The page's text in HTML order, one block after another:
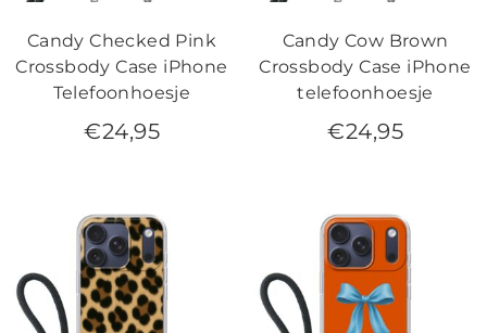
Candy Checked Pink
Crossbody Case iPhone
Telefoonhoesje
€24,95
Candy Cow Brown
Crossbody Case iPhone
telefoonhoesje
€24,95